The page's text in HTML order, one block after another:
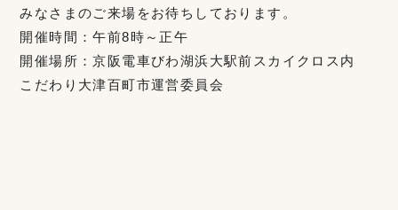
みなさまのご来場をお待ちしております。
開催時間：午前8時～正午
開催場所：京阪電車びわ湖浜大駅前スカイクロス内
こだわり大津百町市運営委員会